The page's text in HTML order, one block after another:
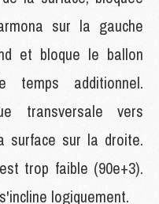
sur la gauche
et bloque le ballon
temps additionnel.
transversale vers
surface sur la droite.
trop faible (90e+3).
logiquement.